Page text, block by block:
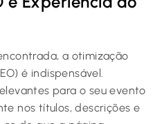
a otimização
é indispensável.
para o seu evento
nos títulos, descrições e